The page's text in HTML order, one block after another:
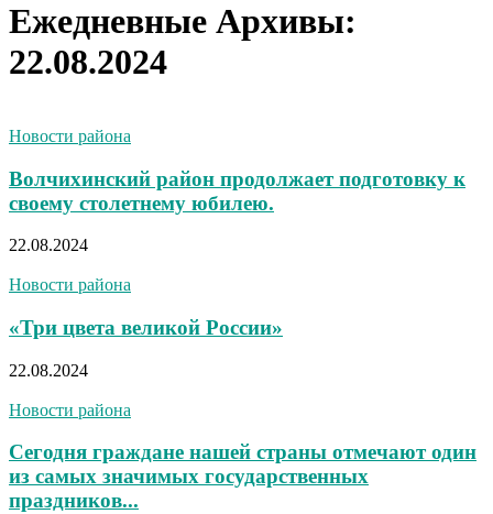
Ежедневные Архивы:
22.08.2024
Новости района
Волчихинский район продолжает подготовку к
своему столетнему юбилею.
22.08.2024
Новости района
«Три цвета великой России»
22.08.2024
Новости района
Сегодня граждане нашей страны отмечают один
из самых значимых государственных
праздников...